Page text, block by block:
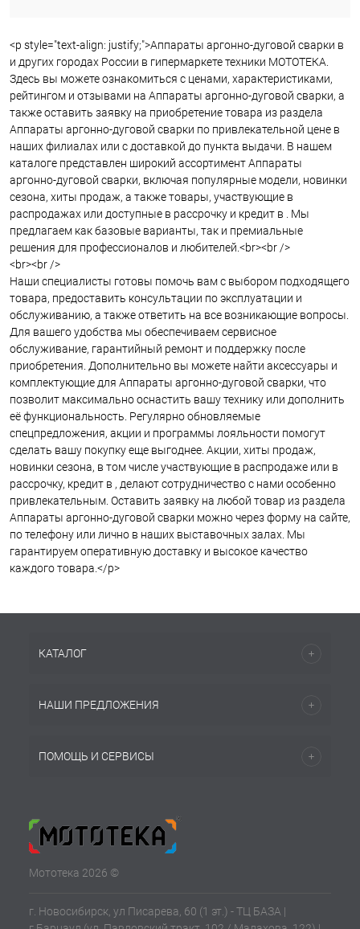
<p style="text-align: justify;">Аппараты аргонно-дуговой сварки в
и других городах России в гипермаркете техники МОТОТЕКА.
Здесь вы можете ознакомиться с ценами, характеристиками,
рейтингом и отзывами на Аппараты аргонно-дуговой сварки, а
также оставить заявку на приобретение товара из раздела
Аппараты аргонно-дуговой сварки по привлекательной цене в
наших филиалах или с доставкой до пункта выдачи. В нашем
каталоге представлен широкий ассортимент Аппараты
аргонно-дуговой сварки, включая популярные модели, новинки
сезона, хиты продаж, а также товары, участвующие в
распродажах или доступные в рассрочку и кредит в . Мы
предлагаем как базовые варианты, так и премиальные
решения для профессионалов и любителей.<br><br />
<br><br />
Наши специалисты готовы помочь вам с выбором подходящего
товара, предоставить консультации по эксплуатации и
обслуживанию, а также ответить на все возникающие вопросы.
Для вашего удобства мы обеспечиваем сервисное
обслуживание, гарантийный ремонт и поддержку после
приобретения. Дополнительно вы можете найти аксессуары и
комплектующие для Аппараты аргонно-дуговой сварки, что
позволит максимально оснастить вашу технику или дополнить
её функциональность. Регулярно обновляемые
спецпредложения, акции и программы лояльности помогут
сделать вашу покупку еще выгоднее. Акции, хиты продаж,
новинки сезона, в том числе участвующие в распродаже или в
рассрочку, кредит в , делают сотрудничество с нами особенно
привлекательным. Оставить заявку на любой товар из раздела
Аппараты аргонно-дуговой сварки можно через форму на сайте,
по телефону или лично в наших выставочных залах. Мы
гарантируем оперативную доставку и высокое качество
каждого товара.</p>
КАТАЛОГ
НАШИ ПРЕДЛОЖЕНИЯ
ПОМОЩЬ И СЕРВИСЫ
Мототека 2026 ©
г. Новосибирск, ул Писарева, 60 (1 эт.) - ТЦ БАЗА |